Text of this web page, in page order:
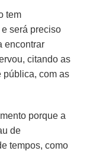
tem
será preciso
encontrar
citando as
pública, com as
porque a
de
tempos, como